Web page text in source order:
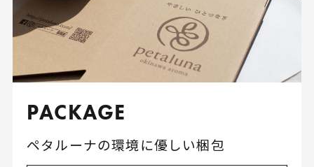
PACKAGE
ペタルーナの環境に優しい梱包